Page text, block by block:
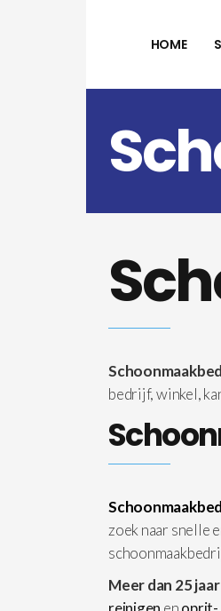
HOME
bedrijf, winkel,
zoek naar snelle
Meer dan 25